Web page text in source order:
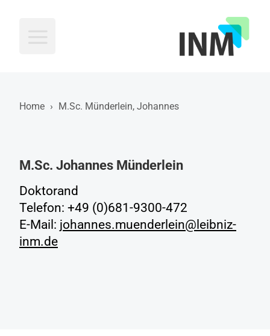
Home › M.Sc. Münderlein, Johannes
M.Sc. Johannes Münderlein
Doktorand
Telefon: +49 (0)681-9300-472
E-Mail: johannes.muenderlein@leibniz-
inm.de